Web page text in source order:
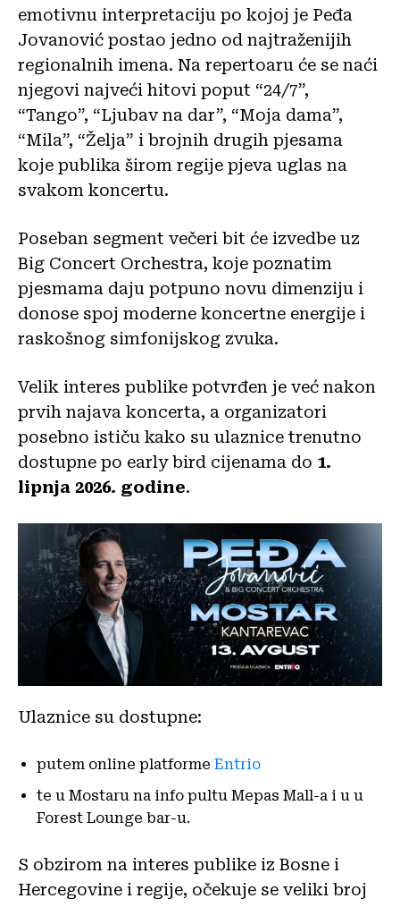
emotivnu interpretaciju po kojoj je Peđa
Jovanović postao jedno od najtraženijih
regionalnih imena. Na repertoaru će se naći
njegovi najveći hitovi poput “24/7”,
“Tango”, “Ljubav na dar”, “Moja dama”,
“Mila”, “Želja” i brojnih drugih pjesama
koje publika širom regije pjeva uglas na
svakom koncertu.
Poseban segment večeri bit će izvedbe uz
Big Concert Orchestra, koje poznatim
pjesmama daju potpuno novu dimenziju i
donose spoj moderne koncertne energije i
raskošnog simfonijskog zvuka.
Velik interes publike potvrđen je već nakon
prvih najava koncerta, a organizatori
posebno ističu kako su ulaznice trenutno
dostupne po early bird cijenama do 1.
lipnja 2026. godine.
Ulaznice su dostupne:
putem online platforme Entrio
te u Mostaru na info pultu Mepas Mall-a i u u
Forest Lounge bar-u.
S obzirom na interes publike iz Bosne i
Hercegovine i regije, očekuje se veliki broj